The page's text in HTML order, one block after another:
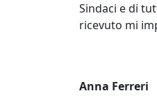
Sindaci e di
ricevuto mi
Anna Ferreri